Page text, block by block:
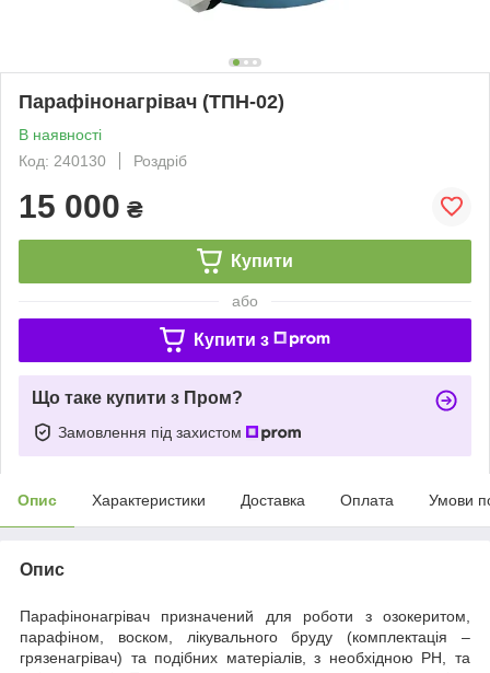
Парафінонагрівач (ТПН-02)
В наявності
Код: 240130
Роздріб
15 000 ₴
Купити
або
Купити з
Що таке купити з Пром?
Замовлення під захистом
Опис Характеристики Доставка Оплата Умови
Опис
Парафінонагрівач призначений для роботи з озокеритом,
парафіном, воском, лікувального бруду (комплектація –
грязенагрівач) та подібних матеріалів, з необхідною РН, та